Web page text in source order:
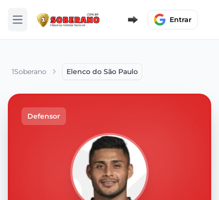
Abrir menu Entrar
1Soberano Elenco do São Paulo
Defensor